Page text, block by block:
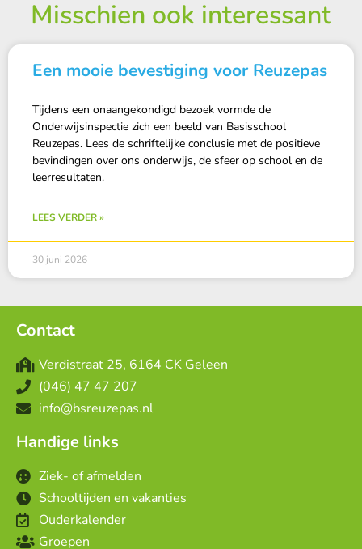
Misschien ook interessant
Een mooie bevestiging voor Reuzepas
Tijdens een onaangekondigd bezoek vormde de
Onderwijsinspectie zich een beeld van Basisschool
Reuzepas. Lees de schriftelijke conclusie met de positieve
bevindingen over ons onderwijs, de sfeer op school en de
leerresultaten.
LEES VERDER »
30 juni 2026
Contact
Verdistraat 25, 6164 CK Geleen
(046) 47 47 207
info@bsreuzepas.nl
Handige links
Ziek- of afmelden
Schooltijden en vakanties
Ouderkalender
Groepen